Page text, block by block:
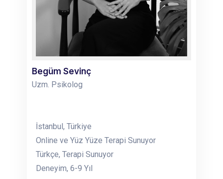
Begüm Sevinç
Uzm. Psikolog
İstanbul, Türkiye
Online ve Yüz Yüze Terapi Sunuyor
Türkçe, Terapi Sunuyor
Deneyim, 6-9 Yıl